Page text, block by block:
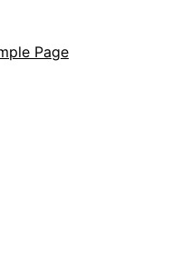
Page